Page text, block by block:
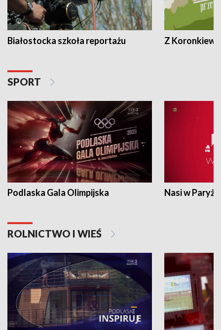
Białostocka szkoła reportażu Z
SPORT
Podlaska Gala Olimpijska Nasi w Paryżu
ROLNICTWO I WIEŚ